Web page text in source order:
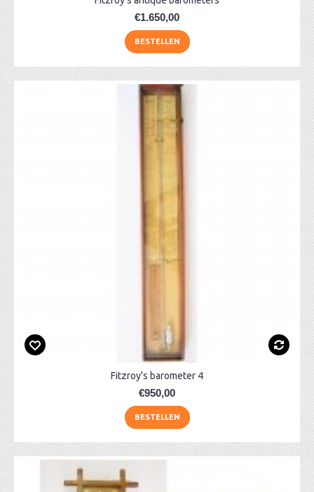
€1.650,00
BESTELLEN
Fitzroy's barometer 4
€950,00
BESTELLEN